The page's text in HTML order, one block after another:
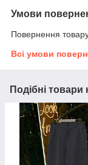
Умови
Повернення
Всі умови
Подібні товари